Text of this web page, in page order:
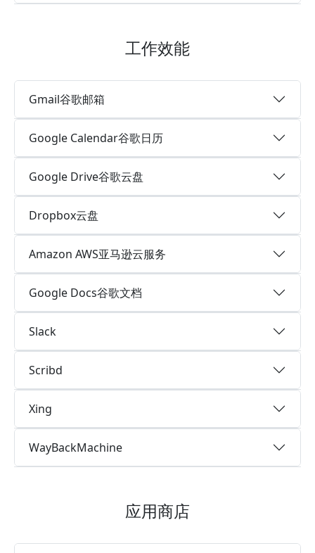
工作效能
Gmail谷歌邮箱
Google Calendar谷歌日历
Google Drive谷歌云盘
Dropbox云盘
Amazon AWS亚马逊云服务
Google Docs谷歌文档
Slack
Scribd
Xing
WayBackMachine
应用商店